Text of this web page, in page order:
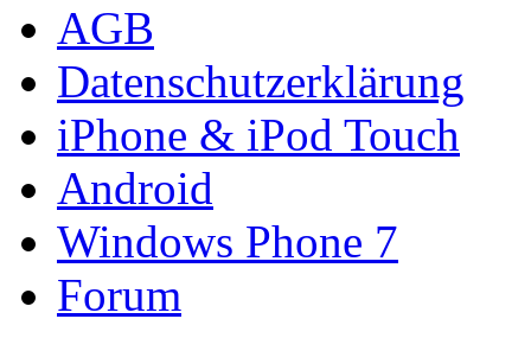
AGB
Datenschutzerklärung
iPhone & iPod Touch
Android
Windows Phone 7
Forum